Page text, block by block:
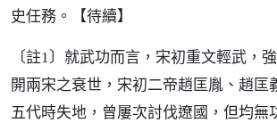
史任務。【待續】
〔註1〕就武功而言，宋初重文輕武，
開兩宋之衰世，宋初二帝趙匡胤、趙匡
五代時失地，曾屢次討伐遼國，但均無